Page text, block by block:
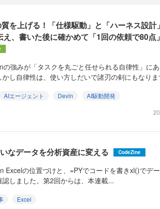
を上げる！「仕様駆動」と「ハーネス設計
、書いた後に確かめて「1回の依頼で80点
強みが「タスクを丸ごと任せられる自律性」にあ
し自律性は、使い方しだいで諸刃の剣にもなり
AIエージェント Devin
AI駆動開発
なデータを分析資産に変える CodeZine
Excelの位置づけと、=PYでコードを書きxl()でデ
認しました。第2回からは、本連載...
Excel